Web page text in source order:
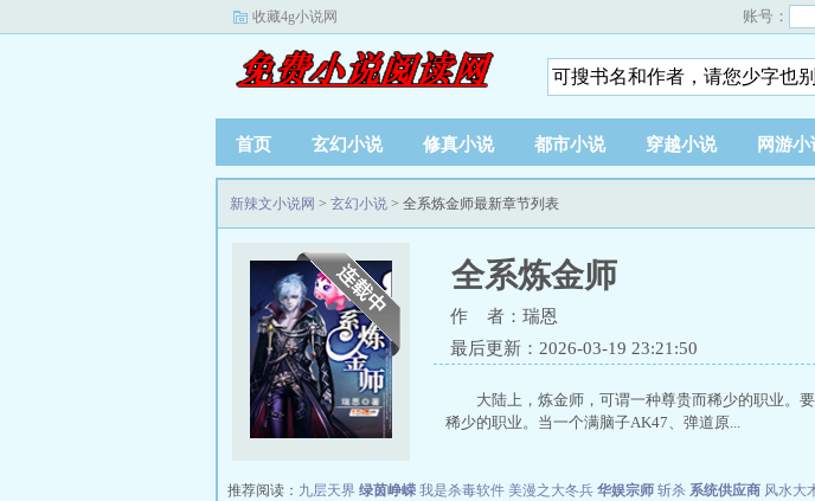
收藏4g小说网 账号：
首页 玄幻小说 修真小说 都市小说 穿越小说 网游小
新辣文小说网 > 玄幻小说 > 全系炼金师最新章节列表
全系炼金师
作 者：瑞恩
最后更新：2026-03-19 23:21:50
大陆上，炼金师，可谓一种尊贵而稀少的职业。
稀少的职业。当一个满脑子AK47、弹道原...
推荐阅读： 九层天界 绿茵峥嵘 我是杀毒软件 美漫之大冬兵 华娱宗师 斩杀 系统供应商 风水大